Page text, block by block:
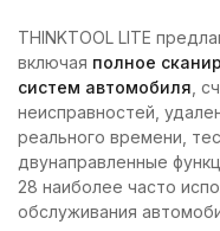
THINKTOOL LITE
включая полное
систем автомобиля ,
неисправностей,
реального времени,
двунаправленные
28 наиболее часто
обслуживания